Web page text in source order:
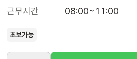
근무시간
08:00~11:00
초보가능